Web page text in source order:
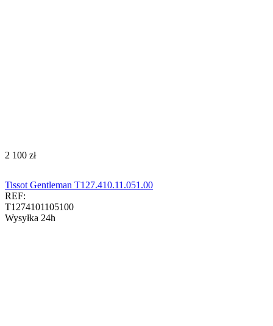
‍2 100‍ zł
Tissot Gentleman T127.410.11.051.00
REF:
T1274101105100
Wysyłka 24h